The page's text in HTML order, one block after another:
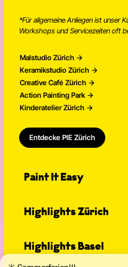
*Für allgemeine Anliegen ist unser
Workshops und Servicezeiten oft
Malstudio Zürich
Keramikstudio Zürich
Creative Café Zürich
Action Painting Park
Kinderatelier Zürich
Entdecke PIE Zürich
Paint It Easy
Eventplaner für Feiern
Offenes Atelier
Community Events
Highlights Zürich
Malen für Erwachsene
Action Painting
Highlights Basel